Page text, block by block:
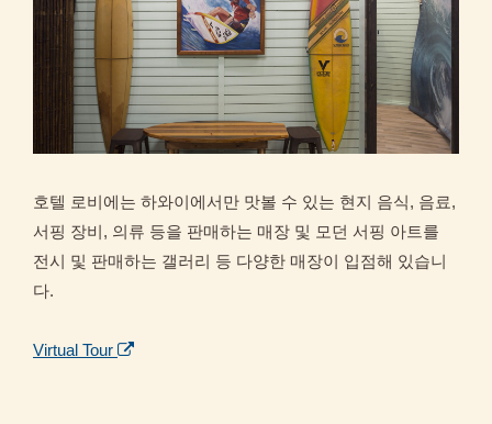
호텔 로비에는 하와이에서만 맛볼 수 있는 현지 음식, 음료,
서핑 장비, 의류 등을 판매하는 매장 및 모던 서핑 아트를
전시 및 판매하는 갤러리 등 다양한 매장이 입점해 있습니
다.
Virtual Tour